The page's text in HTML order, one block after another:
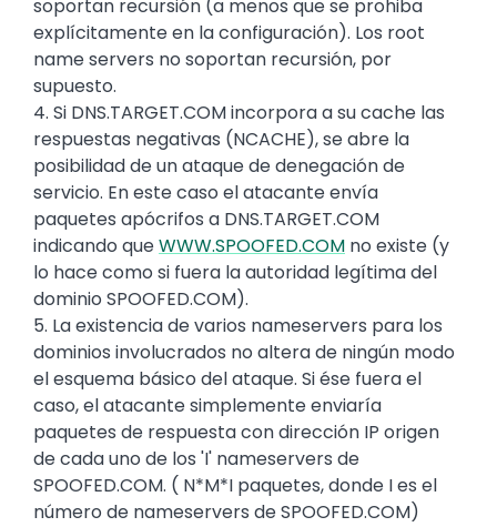
soportan recursión (a menos que se prohiba
explícitamente en la configuración). Los root
name servers no soportan recursión, por
supuesto.
4. Si DNS.TARGET.COM incorpora a su cache las
respuestas negativas (NCACHE), se abre la
posibilidad de un ataque de denegación de
servicio. En este caso el atacante envía
paquetes apócrifos a DNS.TARGET.COM
indicando queWWW.SPOOFED.COM no existe (y
lo hace como si fuera la autoridad legítima del
dominio SPOOFED.COM).
5. La existencia de varios nameservers para los
dominios involucrados no altera de ningún modo
el esquema básico del ataque. Si ése fuera el
caso, el atacante simplemente enviaría
paquetes de respuesta con dirección IP origen
de cada uno de los 'I' nameservers de
SPOOFED.COM. ( N*M*I paquetes, donde I es el
número de nameservers de SPOOFED.COM)